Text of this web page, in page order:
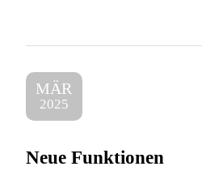
MÄR
2025
Neue Funktionen